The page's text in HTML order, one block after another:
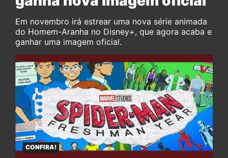
Em novembro irá estrear uma nova série animada
do Homem-Aranha no Disney+, que agora acaba e
ganhar uma imagem oficial.
CONFIRA!